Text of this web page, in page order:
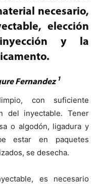
necesario,
elección
y la
Fernandez 1
con suficiente
del inyectable. Tener
o algodón, ligadura y
estar en paquetes
se desecha.
es necesario